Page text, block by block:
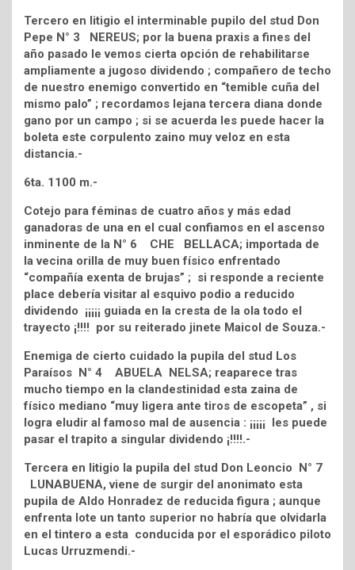
Tercero en litigio el interminable pupilo del stud Don
Pepe N° 3 NEREUS; por la buena praxis a fines del
año pasado le vemos cierta opción de rehabilitarse
ampliamente a jugoso dividendo ; compañero de techo
de nuestro enemigo convertido en “temible cuña del
mismo palo” ; recordamos lejana tercera diana donde
gano por un campo ; si se acuerda les puede hacer la
boleta este corpulento zaino muy veloz en esta
distancia.-
6ta. 1100 m.-
Cotejo para féminas de cuatro años y más edad
ganadoras de una en el cual confiamos en el ascenso
inminente de la N° 6 CHE BELLACA; importada de
la vecina orilla de muy buen físico enfrentado
“compañía exenta de brujas” ; si responde a reciente
place debería visitar al esquivo podio a reducido
dividendo ¡¡¡¡¡ guiada en la cresta de la ola todo el
trayecto ¡!!!! por su reiterado jinete Maicol de Souza.-
Enemiga de cierto cuidado la pupila del stud Los
Paraísos N° 4 ABUELA NELSA; reaparece tras
mucho tiempo en la clandestinidad esta zaina de
físico mediano “muy ligera ante tiros de escopeta” , si
logra eludir al famoso mal de ausencia : ¡¡¡¡¡ les puede
pasar el trapito a singular dividendo ¡!!!!.-
Tercera en litigio la pupila del stud Don Leoncio N° 7
LUNABUENA, viene de surgir del anonimato esta
pupila de Aldo Honradez de reducida figura ; aunque
enfrenta lote un tanto superior no habría que olvidarla
en el tintero a esta conducida por el esporádico piloto
Lucas Urruzmendi.-